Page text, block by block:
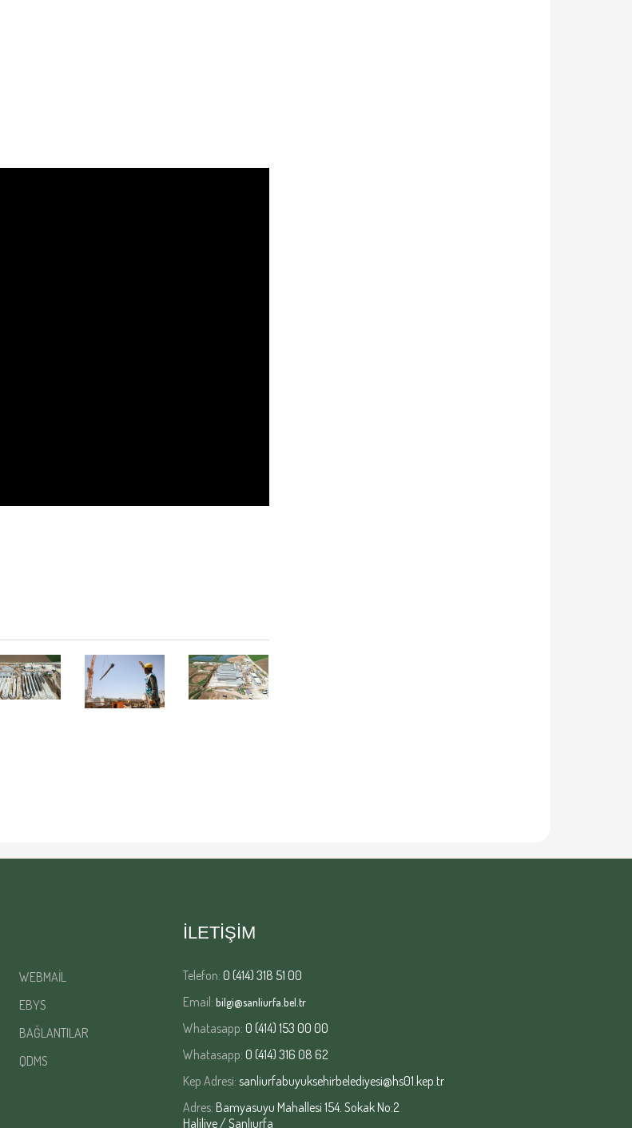
WEBMAİL
EBYS
BAĞLANTILAR
QDMS
İLETİŞİM
Telefon: 0 (414) 318 51 00
Email: bilgi@sanliurfa.bel.tr
Whatasapp: 0 (414) 153 00 00
Whatasapp: 0 (414) 316 08 62
Kep Adresi: sanliurfabuyuksehirbelediyesi@hs01.kep.tr
Adres: Bamyasuyu Mahallesi 154. Sokak No:2
Haliliye / Şanlıurfa